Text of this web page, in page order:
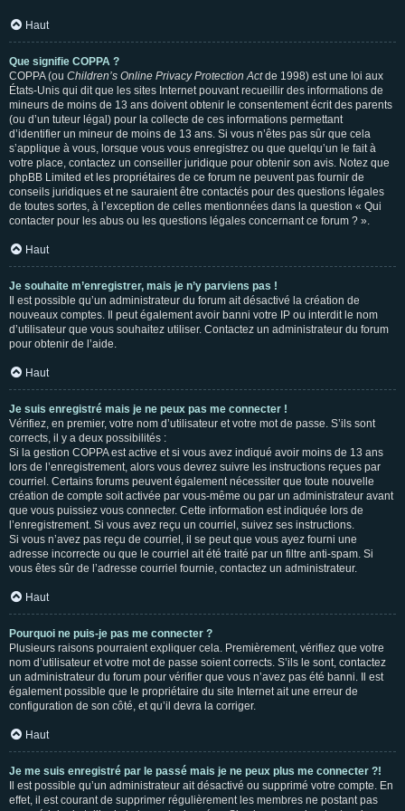
Haut
Que signifie COPPA ?
COPPA (ou Children’s Online Privacy Protection Actde 1998) est une loi aux
États-Unis qui dit que les sites Internet pouvant recueillir des informations de
mineurs de moins de 13 ans doivent obtenir le consentement écrit des parents
(ou d’un tuteur légal) pour la collecte de ces informations permettant
d’identifier un mineur de moins de 13 ans. Si vous n’êtes pas sûr que cela
s’applique à vous, lorsque vous vous enregistrez ou que quelqu’un le fait à
votre place, contactez un conseiller juridique pour obtenir son avis. Notez que
phpBB Limited et les propriétaires de ce forum ne peuvent pas fournir de
conseils juridiques et ne sauraient être contactés pour des questions légales
de toutes sortes, à l’exception de celles mentionnées dans la question « Qui
contacter pour les abus ou les questions légales concernant ce forum ? ».
Haut
Je souhaite m’enregistrer, mais je n’y parviens pas !
Il est possible qu’un administrateur du forum ait désactivé la création de
nouveaux comptes. Il peut également avoir banni votre IP ou interdit le nom
d’utilisateur que vous souhaitez utiliser. Contactez un administrateur du forum
pour obtenir de l’aide.
Haut
Je suis enregistré mais je ne peux pas me connecter !
Vérifiez, en premier, votre nom d’utilisateur et votre mot de passe. S’ils sont
corrects, il y a deux possibilités :
Si la gestion COPPA est active et si vous avez indiqué avoir moins de 13 ans
lors de l’enregistrement, alors vous devrez suivre les instructions reçues par
courriel. Certains forums peuvent également nécessiter que toute nouvelle
création de compte soit activée par vous-même ou par un administrateur avant
que vous puissiez vous connecter. Cette information est indiquée lors de
l’enregistrement. Si vous avez reçu un courriel, suivez ses instructions.
Si vous n’avez pas reçu de courriel, il se peut que vous ayez fourni une
adresse incorrecte ou que le courriel ait été traité par un filtre anti-spam. Si
vous êtes sûr de l’adresse courriel fournie, contactez un administrateur.
Haut
Pourquoi ne puis-je pas me connecter ?
Plusieurs raisons pourraient expliquer cela. Premièrement, vérifiez que votre
nom d’utilisateur et votre mot de passe soient corrects. S’ils le sont, contactez
un administrateur du forum pour vérifier que vous n’avez pas été banni. Il est
également possible que le propriétaire du site Internet ait une erreur de
configuration de son côté, et qu’il devra la corriger.
Haut
Je me suis enregistré par le passé mais je ne peux plus me connecter ?!
Il est possible qu’un administrateur ait désactivé ou supprimé votre compte. En
effet, il est courant de supprimer régulièrement les membres ne postant pas